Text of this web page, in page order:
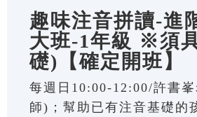
趣味注音拼讀-進
大班-1年級 ※須
礎)【確定開班】
每週日10:00-12:00/許書
師)；幫助已有注音基礎的